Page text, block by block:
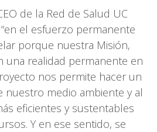
de la Red de Salud UC
el esfuerzo permanente
porque nuestra Misión,
una realidad permanente en
nos permite hacer un
nuestro medio ambiente y al
eficientes y sustentables
Y en ese sentido, se